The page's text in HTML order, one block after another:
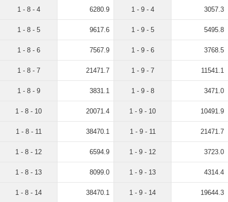
1 - 8 - 4 6280.9
1 - 8 - 5 9617.6
1 - 8 - 6 7567.9
1 - 8 - 7 21471.7
1 - 8 - 9 3831.1
1 - 8 - 10 20071.4
1 - 8 - 11 38470.1
1 - 8 - 12 6594.9
1 - 8 - 13 8099.0
1 - 8 - 14 38470.1
1 - 9 - 4 3057.3
1 - 9 - 5 5495.8
1 - 9 - 6 3768.5
1 - 9 - 7 11541.1
1 - 9 - 8 3471.0
1 - 9 - 10 10491.9
1 - 9 - 11 21471.7
1 - 9 - 12 3723.0
1 - 9 - 13 4314.4
1 - 9 - 14 19644.3